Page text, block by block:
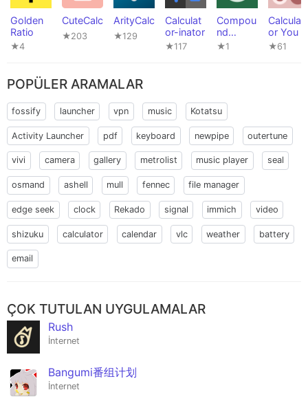
Golden
Ratio
★4
CuteCalc
★203
ArityCalc
★129
Calculat
or-inator
★117
Compou
nd
Calculat
★1
Calculat
or You
★61
POPÜLER ARAMALAR
fossify launcher vpn music Kotatsu
Activity Launcher pdf keyboard newpipe outertune
vivi camera gallery metrolist music player seal
osmand ashell mull fennec file manager
edge seek clock Rekado signal immich video
shizuku calculator calendar vlc weather battery
email
ÇOK TUTULAN UYGULAMALAR
Rush
İnternet
Bangumi番组计划
İnternet